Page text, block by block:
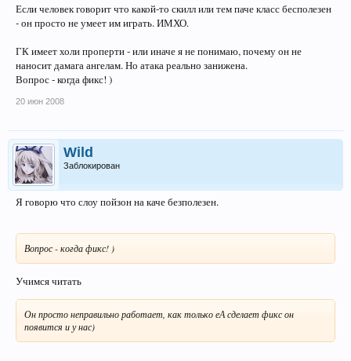
Если человек говорит что какой-то скилл или тем паче класс бесполезен
- он просто не умеет им играть. ИМХО.
ГК имеет холи проперти - или иначе я не понимаю, почему он не
наносит дамага ангелам. Но атака реально занижена.
Вопрос - когда фикс! )
20 июн 2008
Wild
Заблокирован
Я говорю что слоу пойзон на каче безполезен.
Вопрос - когда фикс! )
Учимся читать
Он просто неправильно работает, как только еА сделает фикс он
появится и у нас)